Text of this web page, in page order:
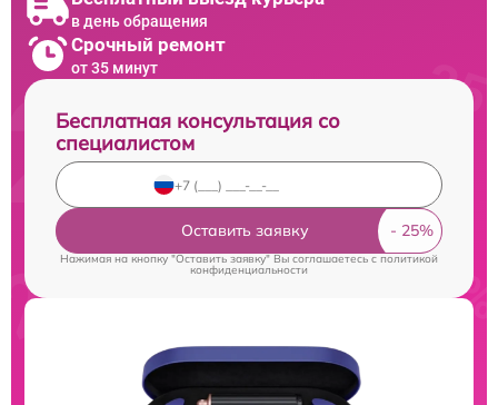
в день обращения
Срочный ремонт
от 35 минут
Бесплатная консультация со
специалистом
Оставить заявку
Нажимая на кнопку "Оставить заявку" Вы соглашаетесь cполитикой
конфиденциальности